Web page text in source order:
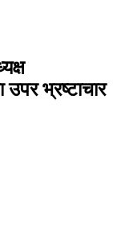
भ्रष्टाचार